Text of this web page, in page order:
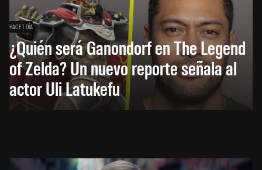
HACE 1 DÍA
¿Quién será Ganondorf en The Legend
of Zelda? Un nuevo reporte señala al
actor Uli Latukefu